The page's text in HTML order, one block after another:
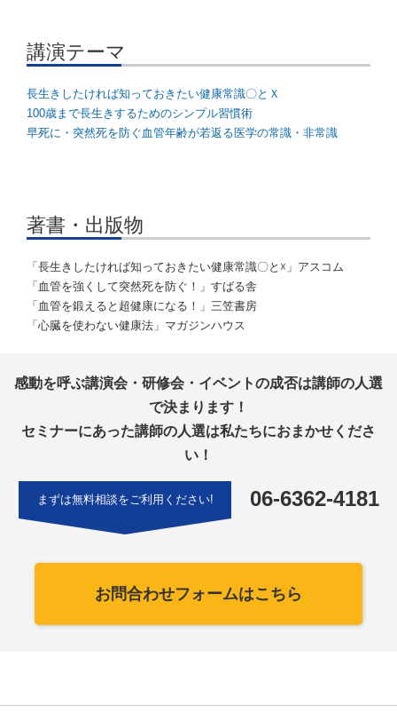
講演テーマ
長生きしたければ知っておきたい健康常識〇とＸ
100歳まで長生きするためのシンプル習慣術
早死に・突然死を防ぐ血管年齢が若返る医学の常識・非常識
著書・出版物
「長生きしたければ知っておきたい健康常識〇と☓」アスコム
「血管を強くして突然死を防ぐ！」すばる舎
「血管を鍛えると超健康になる！」三笠書房
「心臓を使わない健康法」マガジンハウス
感動を呼ぶ講演会・研修会・イベントの成否は講師の人選
で決まります！
セミナーにあった講師の人選は私たちにおまかせくださ
い！
まずは無料相談をご利用ください! 06-6362-4181
お問合わせフォームはこちら